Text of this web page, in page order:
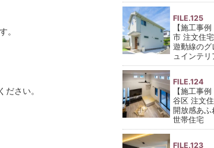
。
さい。
FILE.125
【施工事
市 注文住
遊動線のグ
ュインテリ
FILE.124
【施工事
谷区 注文住
開放感あふ
世帯住宅
FILE.123